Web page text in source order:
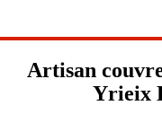
Artisan
Yrieix